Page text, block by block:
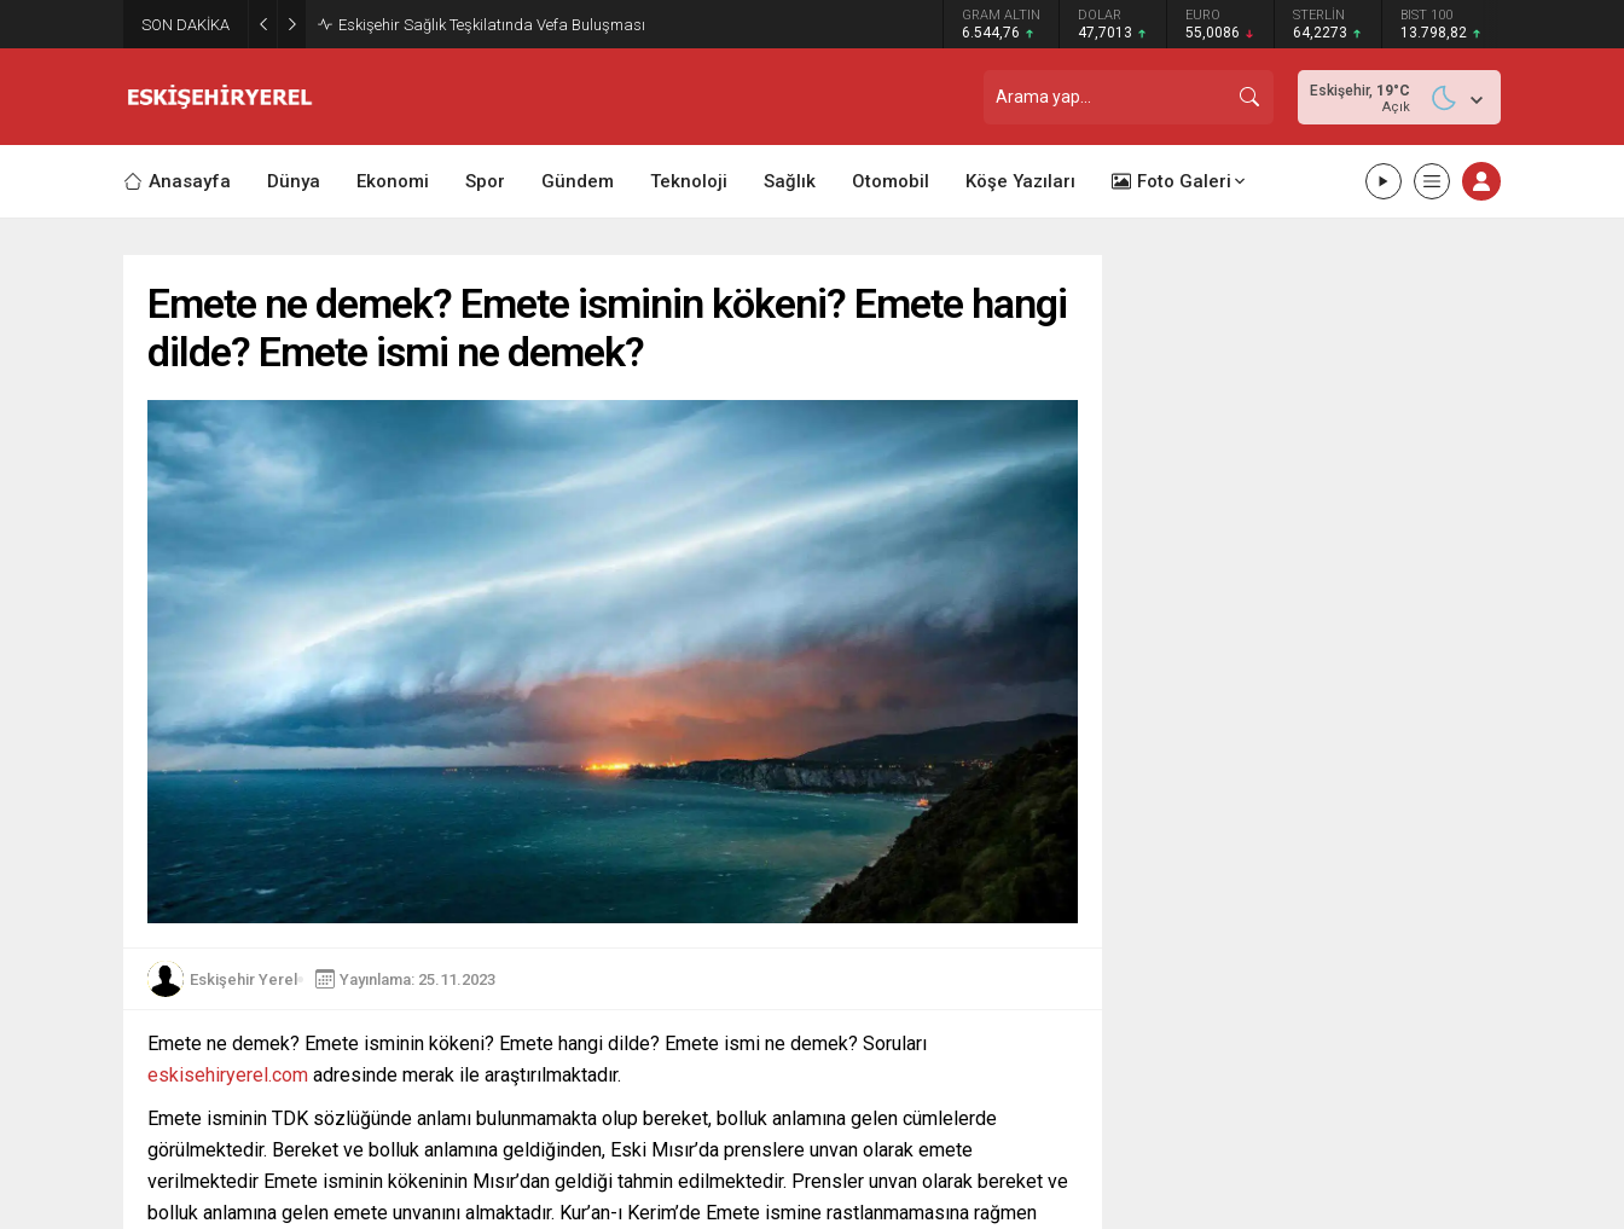
SON DAKİKA Eskişehir Sağlık Teşkilatında Vefa Buluşması GRAM ALTIN
6.544,76
DOLAR
47,7013
EURO
55,0086
STERLİN
64,2273
BIST 100
13.798,82
Eskişehir, 19°C
Açık
Anasayfa Dünya Ekonomi Spor Gündem Teknoloji Sağlık Otomobil Köşe Yazıları Foto Galeri
Emete ne demek? Emete isminin kökeni? Emete hangi
dilde? Emete ismi ne demek?
Eskişehir Yerel Yayınlama: 25.11.2023
Emete ne demek? Emete isminin kökeni? Emete hangi dilde? Emete ismi ne demek? Soruları
eskisehiryerel.com adresinde merak ile araştırılmaktadır.
Emete isminin TDK sözlüğünde anlamı bulunmamakta olup bereket, bolluk anlamına gelen cümlelerde
görülmektedir. Bereket ve bolluk anlamına geldiğinden, Eski Mısır’da prenslere unvan olarak emete
verilmektedir Emete isminin kökeninin Mısır’dan geldiği tahmin edilmektedir. Prensler unvan olarak bereket ve
bolluk anlamına gelen emete unvanını almaktadır. Kur’an-ı Kerim’de Emete ismine rastlanmamasına rağmen